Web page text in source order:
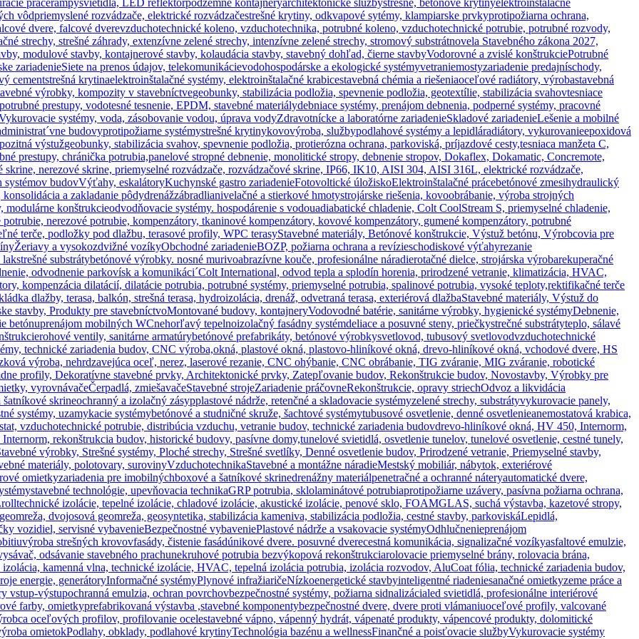
prácerampysvietidlá, LED reflektorpodzemné kontajneryarchitektonické službystrešné, betónové krytinyelektroinštalačné
vôdpriemyslené rozvádzače, elektrické rozvádzačestrešné krytiny, odkvapové sytémy, klampiarske prvkyprotipožiarna ochrana,
dvere, falcové dverevzduchotechnické koleno, vzduchotechnika, potrubné koleno, vzduchotechnické potrubie, potrubné rozvody,
strechy, strešné záhrady, extenzívne zelené strechy, intenzívne zelené strechy, stromový substrátnovela Stavebného zákona 2027,
modulové stavby, kontajnerové stavby, kolaudácia stavby, stavebný dohľad, čierne stavbyVodorovné a zvislé konštrukciePotrubné
zariadenieSiete na prenos údajov, telekomunikácievodohospodárske a ekologické systémyvetraniemostyzariadenie predajníschody,
cementstrešná krytinaelektroinštalačné systémy, elektroinštalačné krabicestavebná chémia a riešeniaoceľové radiátory, výrobastavebná
výrobky, kompozity v stavebníctvegeobunky, stabilizácia podložia, spevnenie podložia, geotextílie, stabilizácia svahovtesniace
prestupy, vodotesné tesnenie, EPDM, stavebné materiálydebniace systémy, prenájom debnenia, podperné systémy, pracovné
systémy, voda, zásobovanie vodou, úprava vodyZdravotnícke a laboratórne zariadenieSkladové zariadenieLešenie a mobilné
budovyprotipožiarne systémystrešné krytinykovovýroba, službypodlahové systémy a lepidláradiátory, vykurovanieepoxidová
výstužgeobunky, stabilizácia svahov, spevnenie podložia, protierózna ochrana, parkoviská, príjazdové cesty,tesniaca manžeta C,
prestupy, chránička potrubia,panelové stropné debnenie, monolitické stropy, debnenie stropov, Dokaflex, Dokamatic, Concremote,
skrine, nerezové skrine, priemyselné rozvádzače, rozvádzačové skrine, IP66, IK10, AISI 304, AISI 316L, elektrické rozvádzače,
systémov budovVýťahy, eskalátoryKuchynské gastro zariadenieFotovoltické úložiskoElektroinštalačné prácebetónové zmesihydraulický
a zakladanie pôdydrenážzábradlianivelačné a stierkové hmotystrojárske riešenia, kovoobrábanie, výroba strojných
modulárne konštrukcieodvodňovacie systémy. hospodárenie s vodouadiabatické chladenie, Colt CoolStream S, priemyselné chladenie,
nerezové potrubie, kompenzátory, tkaninové kompenzátory, kovové kompenzátory, gumené kompenzátory, potrubné
terče, podložky pod dlažbu, terasové profily, WPC terasyStavebné materiály, Betónové konštrukcie, Výstuž betónu, Výrobcovia pre
Žeriavy a vysokozdvižné vozíkyObchodné zariadenieBOZP, požiarna ochrana a revízieschodiskové výťahyrezanie
lakstrešné substrátybetónové výrobky. nosné murivoabrazívne kouče, profesionálne náradierotačné dielce, strojárska výrobarekuperačné
odvodnenie parkovísk a komunikáci´Colt International, odvod tepla a splodín horenia, prirodzené vetranie, klimatizácia, HVAC,
kompenzácia dilatácií, dilatácie potrubia, potrubné systémy, priemyselné potrubia, spalinové potrubia, vysoké teploty,rektifikačné terče
dlažby, terasa, balkón, strešná terasa, hydroizolácia, drenáž, odvetraná terasa, exteriérová dlažbaStavebné materiály, Výstuž do
stavby, Produkty pre stavebníctvoMontované budovy, kontajneryVodovodné batérie, sanitárne výrobky, hygienické systémyDebnenie,
betónuprenájom mobilných WCnehorľavý tepelnoizolačný fasádny systémdeliace a posuvné steny, priečkystrečné substrátyteplo, sálavé
rohové ventily, sanitárne armatúrybetónové prefabrikáty, betónové výrobkysvetlovod, tubusový svetlovodvzduchotechnické
technické zariadenia budov, CNC výroba,okná, plastové okná, plastovo-hliníkové okná, drevo-hliníkové okná, vchodové dvere, HS
výroba, nehrdzavejúca oceľ, nerez, laserové rezanie, CNC ohýbanie, CNC obrábanie, TIG zváranie, MIG zváranie, robotické
profily, Dekoratívne stavebné prvky, Architektonické prvky, Zatepľovanie budov, Rekonštrukcie budov, Novostavby, Výrobky pre
vyrovnávačeČerpadlá, zmiešavačeStavebné strojeZariadenie práčovneRekonštrukcie, opravy striechOdvoz a likvidácia
šatníkové skrineochranný a izolačný zásypplastové nádrže, retenčné a skladovacie systémyzelené strechy, substrátyvykurovacie panely,
systémy, uzamykacie systémybetónové a studničné skruže, šachtové systémytubusové osvetlenie, denné osvetlenieanemostatová krabica,
vzduchotechnické potrubie, distribúcia vzduchu, vetranie budov, technické zariadenia budovdrevo-hliníkové okná, HV 450, Internorm,
rekonštrukcia budov, historické budovy, pasívne domy,tunelové svietidlá, osvetlenie tunelov, tunelové osvetlenie, cestné tunely,
výrobky, Strešné systémy, Ploché strechy, Strešné svetlíky, Denné osvetlenie budov, Prirodzené vetranie, Priemyselné stavby,
materiály, polotovary, surovinyVzduchotechnikaStavebné a montážne náradieMestský mobiliár, nábytok, exteriérové
omietkyzariadenia pre imobilnýchboxové a šatníkové skrinedrenážny materiálpenetračné a ochranné náteryautomatické dvere,
stavebné technológie, upevňovacia technikaGRP potrubia, sklolaminátové potrubiaprotipožiarne uzávery, pasívna požiarna ochrana,
technické izolácie, tepelné izolácie, chladové izolácie, akustické izolácie, penové sklo, FOAMGLAS, suchá výstavba, kazetové stropy,
dvojosová geomreža, geosyntetika, stabilizácia kameniva, stabilizácia podložia, cestné stavby, parkoviskáLepidlá,
vozidiel, servisné vybavenieBezpečnostné vybaveniePlastové nádrže a vsakovacie systémyOdhlučnenieprenájom
výroba strešných krovovfasády, čistenie fasádúnikové dvere. posuvné dverecestná komunikácia, signalizačné vozíkyasfaltové emulzie,
odsávanie stavebného prachunekruhové potrubia bezvýkopová rekonštrukciarolovacie priemyselné brány, rolovacia brána,
izolácia, kamenná vlna, technické izolácie, HVAC, tepelná izolácia potrubia, izolácia rozvodov, AluCoat fólia, technické zariadenia budov,
energie, generátoryInformačné systémyPlynové infražiaričeNízkoenergetické stavbyinteligentné riadeniesanačné omietkyzeme práce a
vstup-výstupochranná emulzia, ochran povrchovbezpečnostné systémy, požiarna sidnalizácialed svietidlá, profesionálne interiérové
farby, omietkyprefabrikovaná výstavba ,stavebné komponentybezpečnostné dvere, dvere proti vlámaniuoceľové profily, valcované
oceľových profilov, profilovanie ocelestavebné vápno, vápenný hydrát, vápenaté produkty, vápencové produkty, dolomitické
omietokPodlahy, obklady, podlahové krytinyTechnológia bazénu a wellnessFinančné a poisťovacie službyVykurovacie systémy